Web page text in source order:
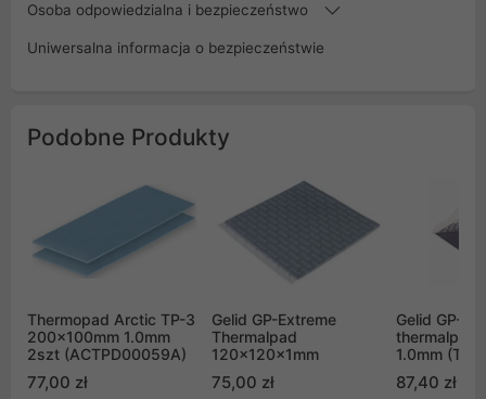
Osoba odpowiedzialna i bezpieczeństwo
Uniwersalna informacja o bezpieczeństwie
Podobne Produkty
Thermopad Arctic TP-3
200x100mm 1.0mm
2szt (ACTPD00059A)
77,00 zł
Gelid GP-Extreme
Thermalpad
120x120x1mm
75,00 zł
Gelid GP-
thermalpad
1.0mm (TP-
87,40 zł